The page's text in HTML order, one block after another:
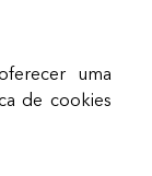
uma
de cookies